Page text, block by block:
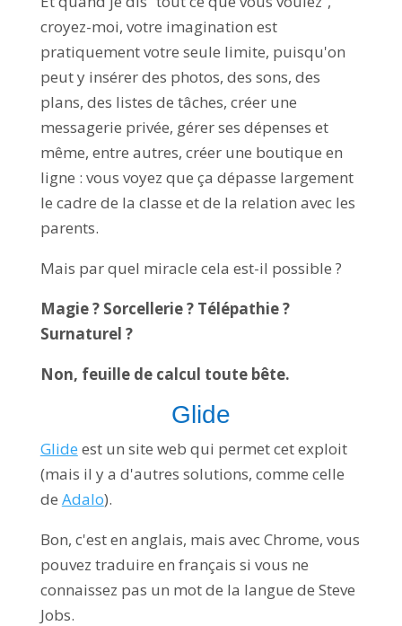
croyez-moi, votre imagination est
pratiquement votre seule limite, puisqu'on
peut y insérer des photos, des sons, des
plans, des listes de tâches, créer une
messagerie privée, gérer ses dépenses et
même, entre autres, créer une boutique en
ligne : vous voyez que ça dépasse largement
le cadre de la classe et de la relation avec les
parents.
Mais par quel miracle cela est-il possible ?
Magie ? Sorcellerie ? Télépathie ?
Surnaturel ?
Non, feuille de calcul toute bête.
Glide
Glide est un site web qui permet cet exploit
(mais il y a d'autres solutions, comme celle
de Adalo).
Bon, c'est en anglais, mais avec Chrome, vous
pouvez traduire en français si vous ne
connaissez pas un mot de la langue de Steve
Jobs.